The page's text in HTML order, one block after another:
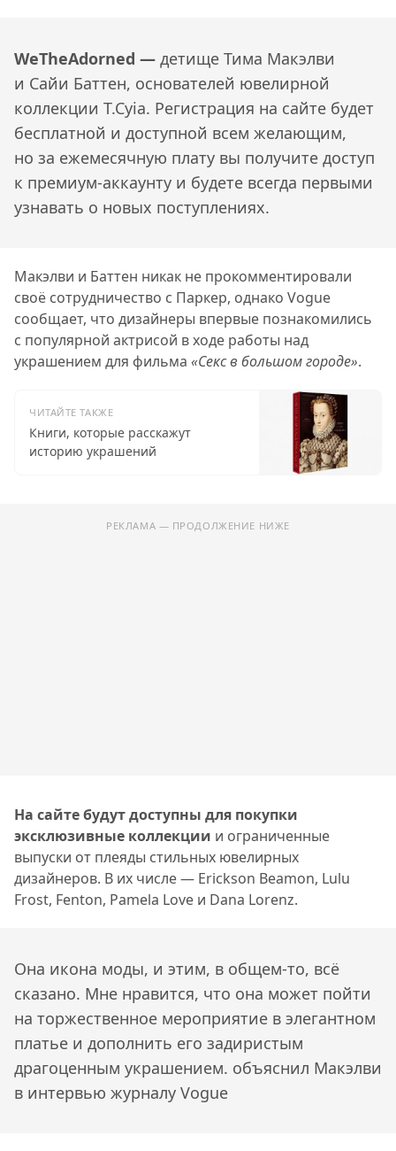
WeTheAdorned — детище Тима Макэлви
и Сайи Баттен, основателей ювелирной
коллекции T.Cyia. Регистрация на сайте будет
бесплатной и доступной всем желающим,
но за ежемесячную плату вы получите доступ
к премиум-аккаунту и будете всегда первыми
узнавать о новых поступлениях.
Макэлви и Баттен никак не прокомментировали
своё сотрудничество с Паркер, однако Vogue
сообщает, что дизайнеры впервые познакомились
с популярной актрисой в ходе работы над
украшением для фильма «Секс в большом городе».
ЧИТАЙТЕ ТАКЖЕ
Книги, которые расскажут
историю украшений
РЕКЛАМА — ПРОДОЛЖЕНИЕ НИЖЕ
На сайте будут доступны для покупки
эксклюзивные коллекции и ограниченные
выпуски от плеяды стильных ювелирных
дизайнеров. В их числе — Erickson Beamon, Lulu
Frost, Fenton, Pamela Love и Dana Lorenz.
Она икона моды, и этим, в общем-то, всё
сказано. Мне нравится, что она может пойти
на торжественное мероприятие в элегантном
платье и дополнить его задиристым
драгоценным украшением. объяснил Макэлви
в интервью журналу Vogue